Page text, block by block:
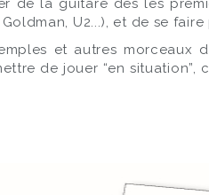
de la guitare dès les
U2...), et de se
et autres morceaux
de jouer “en situation”,